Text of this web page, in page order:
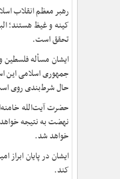
رهبر معظم انقلاب
کینه و غیظ هستند؛
تحقق است.
ایشان مسأله فلسطین
جمهوری اسلامی این
حال شرط‌بندی روی
حضرت آیت‌الله
نهضت به نتیجه
خواهد شد.
ایشان در پایان
کند.